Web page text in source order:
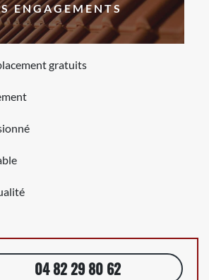
ENGAGEMENTS
gratuits
04 82 29 80 62